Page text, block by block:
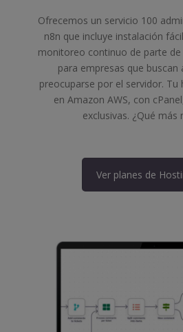
Ofrecemos un servicio 100
n8n que incluye instalación
monitoreo continuo de parte
para empresas que
preocuparse por el servidor.
en Amazon AWS, con
exclusivas. ¿Qué más
Ver planes de